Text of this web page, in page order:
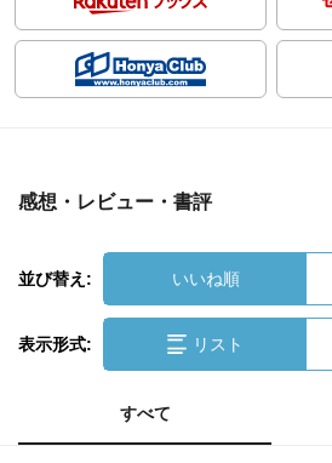
感想・レビュー・書評
並び替え: いいね順
表示形式: リスト
すべて